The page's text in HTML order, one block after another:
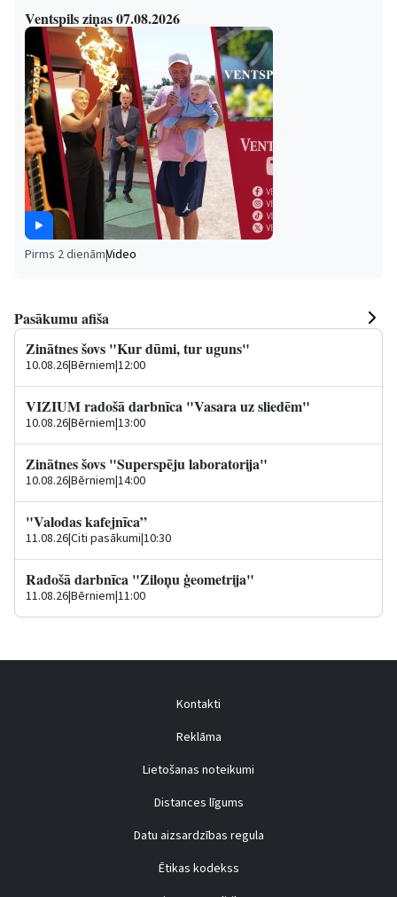
Ventspils ziņas 07.08.2026
Pirms 2 dienām|Video
Pasākumu afiša
Zinātnes šovs "Kur dūmi, tur uguns"
10.08.26|Bērniem|12:00
VIZIUM radošā darbnīca "Vasara uz sliedēm"
10.08.26|Bērniem|13:00
Zinātnes šovs "Superspēju laboratorija"
10.08.26|Bērniem|14:00
"Valodas kafejnīca”
11.08.26|Citi pasākumi|10:30
Radošā darbnīca "Ziloņu ģeometrija"
11.08.26|Bērniem|11:00
Kontakti
Reklāma
Lietošanas noteikumi
Distances līgums
Datu aizsardzības regula
Ētikas kodekss